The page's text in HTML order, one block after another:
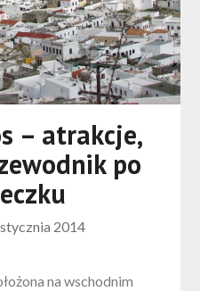
– atrakcje,
po
2014
na wschodnim